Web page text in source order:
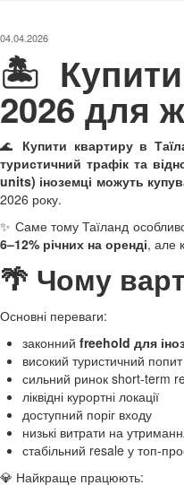
04.04.2026
🏝️ Купити
2026 для
🌊 Купити квартиру в
туристичний трафік та
units) іноземці можуть
2026 року.
✨ Саме тому Таїланд
6–12% річних на оренді, але
🌴 Чому
Основні переваги:
законний freehold для
високий туристичний попит
сильний ринок short-term
ліквідні курортні локації
доступний поріг входу
низькі витрати на
стабільний resale у топ-
💎 Найкраще працюють: